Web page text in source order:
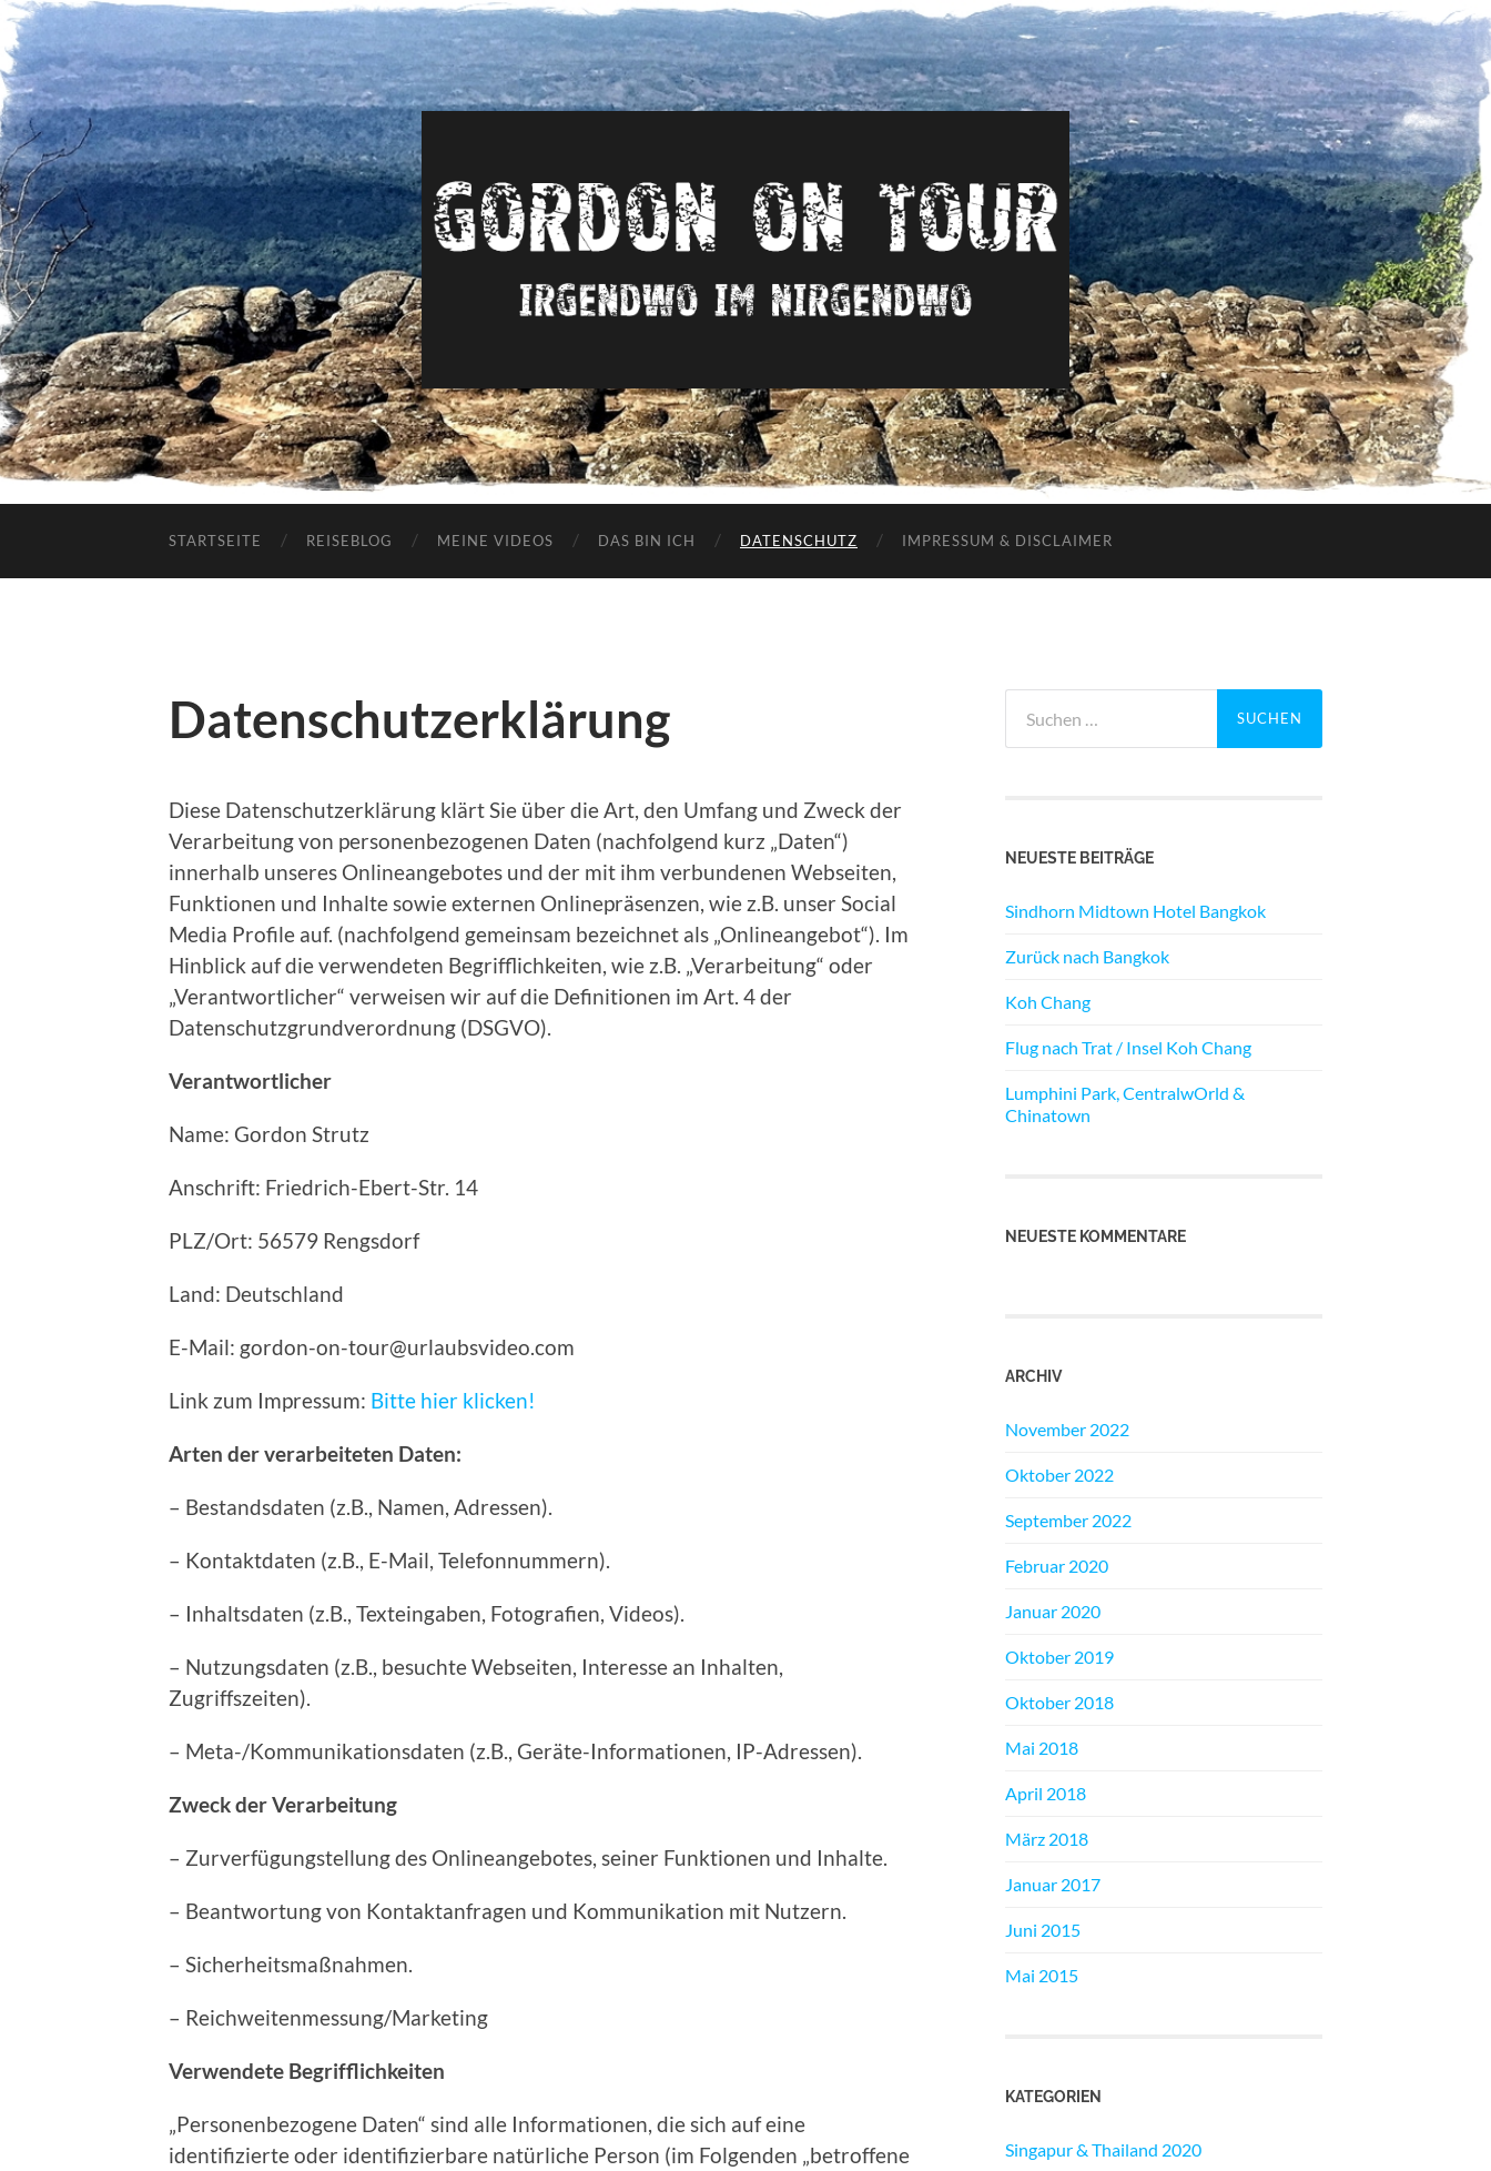
Irgendwo
im
nirgendwo
STARTSEITE REISEBLOG MEINE VIDEOS DAS BIN ICH DATENSCHUTZ IMPRESSUM & DISCLAIMER
Datenschutzerklärung
Diese Datenschutzerklärung klärt Sie über die Art, den Umfang und Zweck der
Verarbeitung von personenbezogenen Daten (nachfolgend kurz „Daten“)
innerhalb unseres Onlineangebotes und der mit ihm verbundenen Webseiten,
Funktionen und Inhalte sowie externen Onlinepräsenzen, wie z.B. unser Social
Media Profile auf. (nachfolgend gemeinsam bezeichnet als „Onlineangebot“). Im
Hinblick auf die verwendeten Begrifflichkeiten, wie z.B. „Verarbeitung“ oder
„Verantwortlicher“ verweisen wir auf die Definitionen im Art. 4 der
Datenschutzgrundverordnung (DSGVO).
Verantwortlicher
Name: Gordon Strutz
Anschrift: Friedrich-Ebert-Str. 14
PLZ/Ort: 56579 Rengsdorf
Land: Deutschland
E-Mail: gordon-on-tour@urlaubsvideo.com
Link zum Impressum: Bitte hier klicken!
Arten der verarbeiteten Daten:
– Bestandsdaten (z.B., Namen, Adressen).
– Kontaktdaten (z.B., E-Mail, Telefonnummern).
– Inhaltsdaten (z.B., Texteingaben, Fotografien, Videos).
– Nutzungsdaten (z.B., besuchte Webseiten, Interesse an Inhalten,
Zugriffszeiten).
– Meta-/Kommunikationsdaten (z.B., Geräte-Informationen, IP-Adressen).
Zweck der Verarbeitung
– Zurverfügungstellung des Onlineangebotes, seiner Funktionen und Inhalte.
– Beantwortung von Kontaktanfragen und Kommunikation mit Nutzern.
– Sicherheitsmaßnahmen.
– Reichweitenmessung/Marketing
Verwendete Begrifflichkeiten
„Personenbezogene Daten“ sind alle Informationen, die sich auf eine
identifizierte oder identifizierbare natürliche Person (im Folgenden „betroffene
nach:
NEUESTE BEITRÄGE
Sindhorn Midtown Hotel Bangkok
Zurück nach Bangkok
Koh Chang
Flug nach Trat / Insel Koh Chang
Lumphini Park, CentralwOrld &
Chinatown
NEUESTE KOMMENTARE
ARCHIV
November 2022
Oktober 2022
September 2022
Februar 2020
Januar 2020
Oktober 2019
Oktober 2018
Mai 2018
April 2018
März 2018
Januar 2017
Juni 2015
Mai 2015
KATEGORIEN
Singapur & Thailand 2020